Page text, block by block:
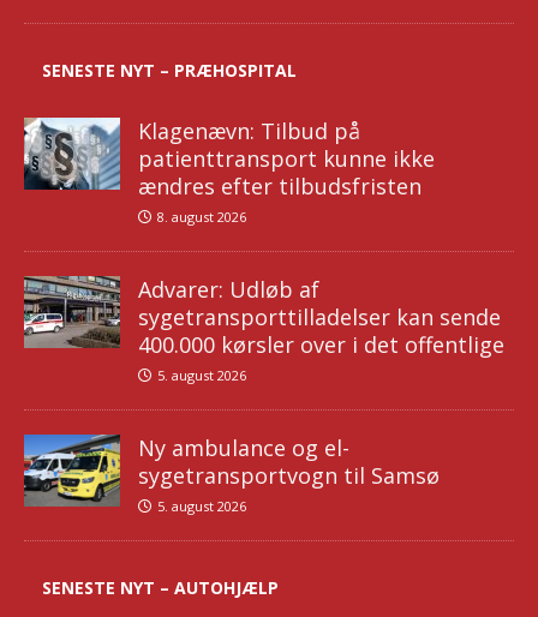
SENESTE NYT – PRÆHOSPITAL
Klagenævn: Tilbud på
patienttransport kunne ikke
ændres efter tilbudsfristen
8. august 2026
Advarer: Udløb af
sygetransporttilladelser kan sende
400.000 kørsler over i det offentlige
5. august 2026
Ny ambulance og el-
sygetransportvogn til Samsø
5. august 2026
SENESTE NYT – AUTOHJÆLP